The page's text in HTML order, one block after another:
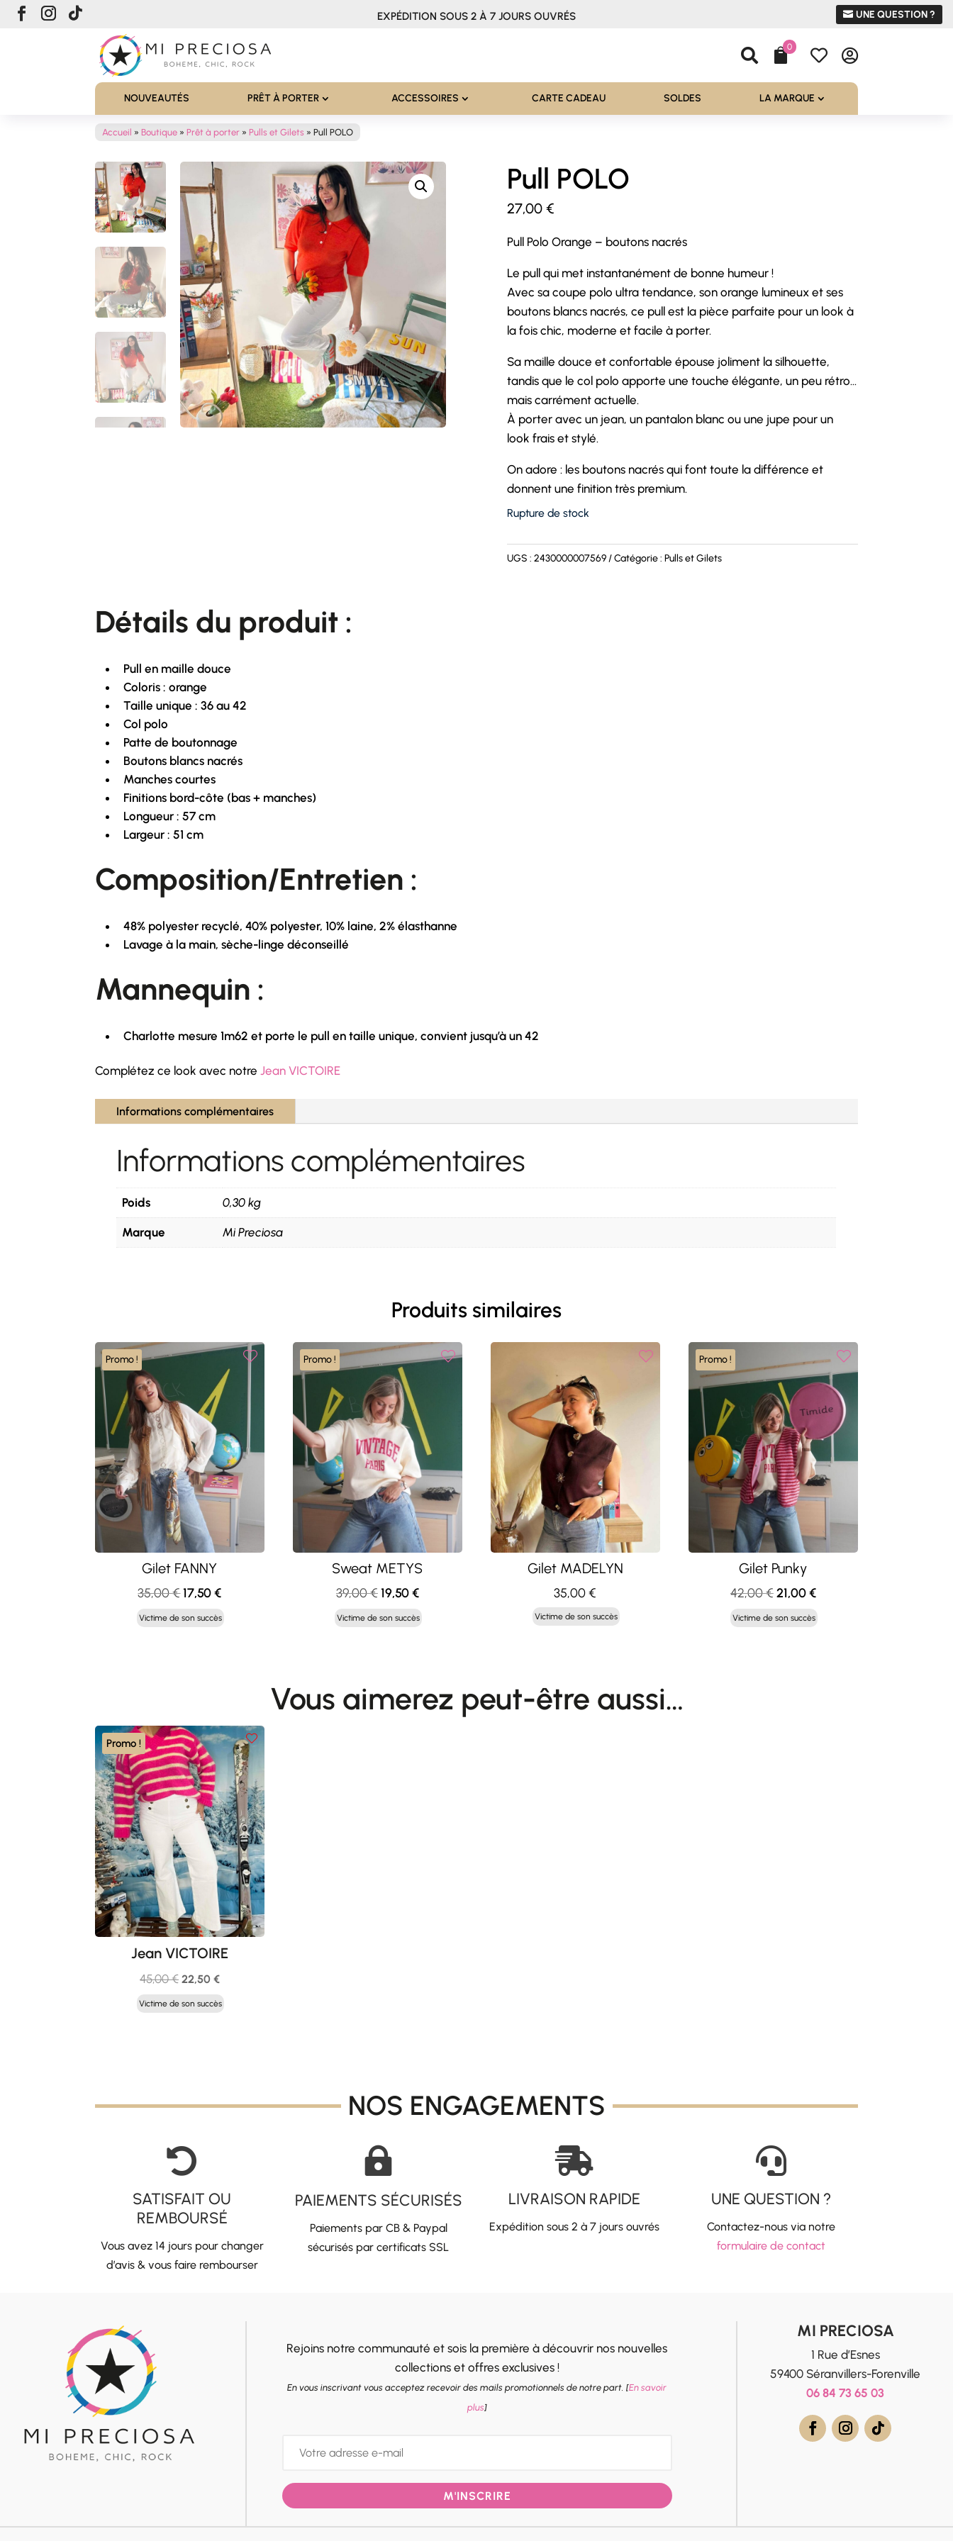
EXPÉDITION SOUS 2 À 7 JOURS OUVRÉS UNE QUESTION ?
 0  
NOUVEAUTÉS PRÊT À PORTER ACCESSOIRES CARTE CADEAU SOLDES LA MARQUE
Accueil »Boutique »Prêt à porter »Pulls et Gilets »Pull POLO
Pull POLO
27,00 €
Pull Polo Orange – boutons nacrés
Le pull qui met instantanément de bonne humeur !
Avec sa coupe polo ultra tendance, son orange lumineux et ses
boutons blancs nacrés, ce pull est la pièce parfaite pour un look à
la fois chic, moderne et facile à porter.
Sa maille douce et confortable épouse joliment la silhouette,
tandis que le col polo apporte une touche élégante, un peu rétro…
mais carrément actuelle.
À porter avec un jean, un pantalon blanc ou une jupe pour un
look frais et stylé.
On adore : les boutons nacrés qui font toute la différence et
donnent une finition très premium.
Rupture de stock
UGS : 2430000007569 Catégorie : Pulls et Gilets
Détails du produit :
Pull en maille douce
Coloris : orange
Taille unique : 36 au 42
Col polo
Patte de boutonnage
Boutons blancs nacrés
Manches courtes
Finitions bord-côte (bas + manches)
Longueur : 57 cm
Largeur : 51 cm
Composition/Entretien :
48% polyester recyclé, 40% polyester, 10% laine, 2% élasthanne
Lavage à la main, sèche-linge déconseillé
Mannequin :
Charlotte mesure 1m62 et porte le pull en taille unique, convient jusqu’à un 42
Complétez ce look avec notre Jean VICTOIRE
Informations complémentaires
Informations complémentaires
Poids 0,30 kg
Marque Mi Preciosa
Produits similaires
Promo !
Gilet FANNY
35,00€ Le
prix
initial
17,50€Le
prix
actuel
Victime de son succès
Promo !
Sweat METYS
39,00€ Le
prix
initial
19,50€Le
prix
actuel
Victime de son succès
Gilet MADELYN
35,00€
Victime de son succès
Promo !
Gilet Punky
42,00€Le
prix
initial
21,00€Le
prix
actuel
Victime de son succès
Vous aimerez peut-être aussi…
Promo !
Jean VICTOIRE
45,00€ Le
prix
initial
22,50 €Le
prix
actuel
Victime de son succès
NOS ENGAGEMENTS

SATISFAIT OU
REMBOURSÉ
Vous avez 14 jours pour changer
d’avis & vous faire rembourser

PAIEMENTS SÉCURISÉS
Paiements par CB & Paypal
sécurisés par certificats SSL

LIVRAISON RAPIDE
Expédition sous 2 à 7 jours ouvrés

UNE QUESTION ?
Contactez-nous via notre
formulaire de contact
Rejoins notre communauté et sois la première à découvrir nos nouvelles
collections et offres exclusives !
En vous inscrivant vous acceptez recevoir des mails promotionnels de notre part. [En savoir
plus]
M'INSCRIRE
MI PRECIOSA
1 Rue d’Esnes
59400 Séranvillers-Forenville
06 84 73 65 03